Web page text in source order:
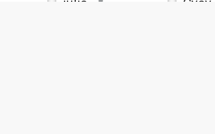
julia Cycy